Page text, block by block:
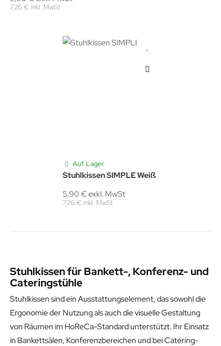
7,26 € inkl. MwSt
Auf Lager
Stuhlkissen SIMPLE Weiß
5,90 € exkl. MwSt
7,26 € inkl. MwSt
Stuhlkissen für Bankett-, Konferenz- und
Cateringstühle
Stuhlkissen sind ein Ausstattungselement, das sowohl die
Ergonomie der Nutzung als auch die visuelle Gestaltung
von Räumen im HoReCa-Standard unterstützt. Ihr Einsatz
in Bankettsälen, Konferenzbereichen und bei Catering-